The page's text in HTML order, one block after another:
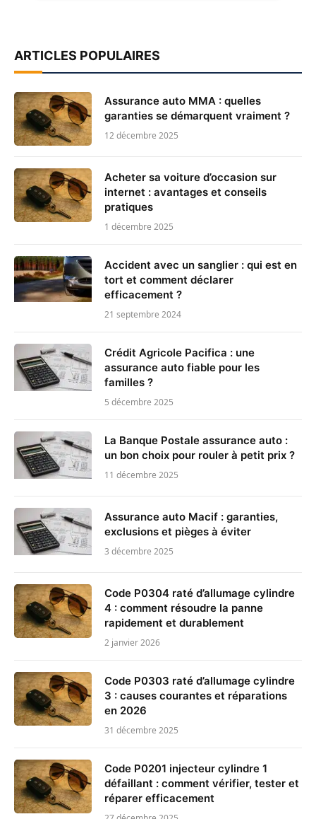
ARTICLES POPULAIRES
Assurance auto MMA : quelles
garanties se démarquent vraiment ?
12 décembre 2025
Acheter sa voiture d’occasion sur
internet : avantages et conseils
pratiques
1 décembre 2025
Accident avec un sanglier : qui est en
tort et comment déclarer
efficacement ?
21 septembre 2024
Crédit Agricole Pacifica : une
assurance auto fiable pour les
familles ?
5 décembre 2025
La Banque Postale assurance auto :
un bon choix pour rouler à petit prix ?
11 décembre 2025
Assurance auto Macif : garanties,
exclusions et pièges à éviter
3 décembre 2025
Code P0304 raté d’allumage cylindre
4 : comment résoudre la panne
rapidement et durablement
2 janvier 2026
Code P0303 raté d’allumage cylindre
3 : causes courantes et réparations
en 2026
31 décembre 2025
Code P0201 injecteur cylindre 1
défaillant : comment vérifier, tester et
réparer efficacement